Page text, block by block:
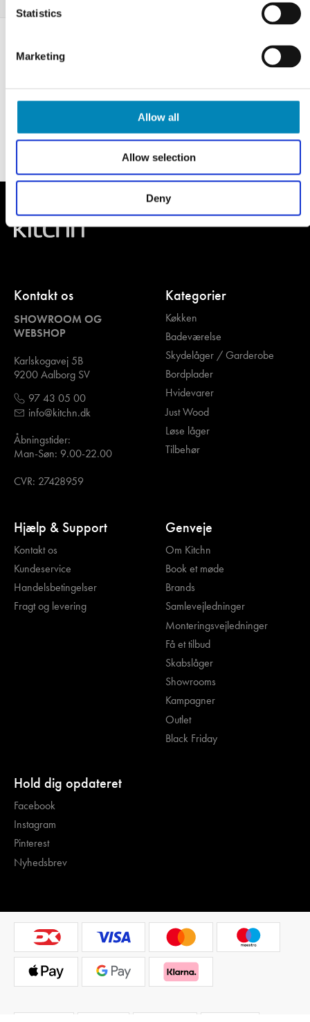
Statistics
Marketing
Allow all
Allow selection
Deny
Kontakt os
SHOWROOM OG
WEBSHOP
Karlskogavej 5B
9200 Aalborg SV
97 43 05 00
info@kitchn.dk
Åbningstider:
Man-Søn: 9.00-22.00
CVR: 27428959
Kategorier
Køkken
Badeværelse
Skydelåger / Garderobe
Bordplader
Hvidevarer
Just Wood
Løse låger
Tilbehør
Hjælp & Support
Kontakt os
Kundeservice
Handelsbetingelser
Fragt og levering
Genveje
Om Kitchn
Book et møde
Brands
Samlevejledninger
Monteringsvejledninger
Få et tilbud
Skabslåger
Showrooms
Kampagner
Outlet
Black Friday
Hold dig opdateret
Facebook
Instagram
Pinterest
Nyhedsbrev